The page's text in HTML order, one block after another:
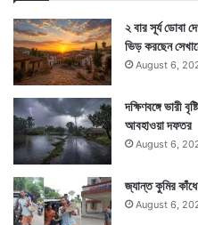
২ বার সূর্য ডোবা
ভিড় করছেন
August 6,
দক্ষিণবঙ্গে ভারী
আবহাওয়া দফতর
August 6,
জ্যান্ত কুমির
August 6,